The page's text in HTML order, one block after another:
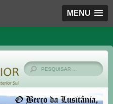
MENU